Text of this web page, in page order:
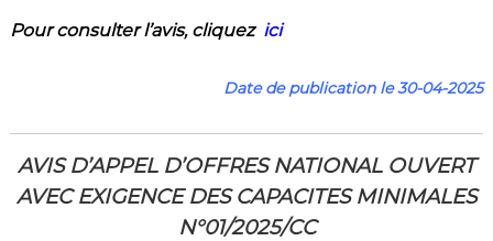
Pour consulter l’avis, cliquez ici
Date de publication le 30-04-2025
AVIS D’APPEL D’OFFRES NATIONAL OUVERT
AVEC EXIGENCE DES CAPACITES MINIMALES
N°01/2025/CC